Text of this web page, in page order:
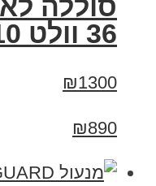
סוללה
36 וולט 10 אמפר
₪1300
₪890